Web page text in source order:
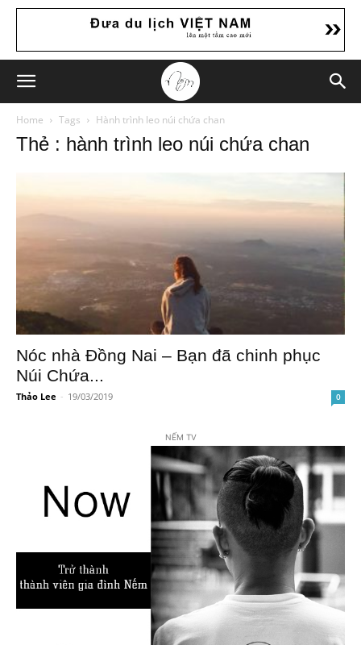
Home Tags Hành trình leo núi chứa chan
Thẻ : hành trình leo núi chứa chan
Nóc nhà Đồng Nai – Bạn đã chinh phục
Núi Chứa...
Thảo Lee - 19/03/2019 0
NẾM TV